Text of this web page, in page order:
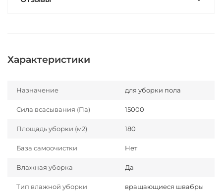
Характеристики
Назначение для уборки пола
Сила всасывания (Па) 15000
Площадь уборки (м2) 180
База самоочистки Нет
Влажная уборка Да
Тип влажной уборки вращающиеся швабры